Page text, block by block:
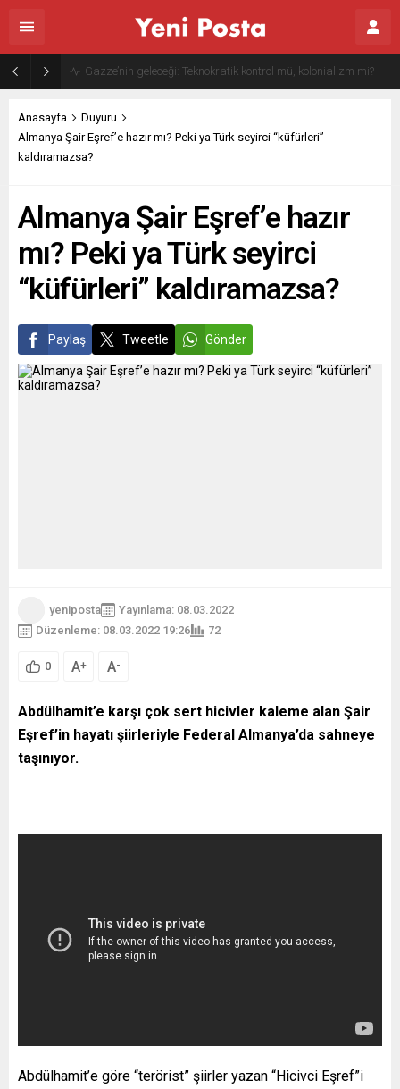
Gazze’nin geleceği: Teknokratik kontrol mü, kolonializm mi?
Anasayfa
Duyuru
Almanya Şair Eşref’e hazır mı? Peki ya Türk seyirci “küfürleri”
kaldıramazsa?
Almanya Şair Eşref’e hazır
mı? Peki ya Türk seyirci
“küfürleri” kaldıramazsa?
Paylaş Tweetle Gönder
yeniposta
Yayınlama: 08.03.2022
Düzenleme: 08.03.2022 19:26
72
0 A+ A-
Abdülhamit’e karşı çok sert hicivler kaleme alan Şair
Eşref’in hayatı şiirleriyle Federal Almanya’da sahneye
taşınıyor.
Abdülhamit’e göre “terörist” şiirler yazan “Hicivci Eşref”i